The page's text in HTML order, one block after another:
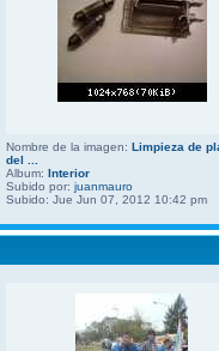
Nombre de la imagen: Limpieza de
del ...
Album: Interior
Subido por: juanmauro
Subido: Jue Jun 07, 2012 10:42 pm